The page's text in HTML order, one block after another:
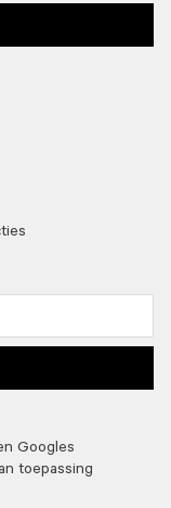
Googles
toepassing